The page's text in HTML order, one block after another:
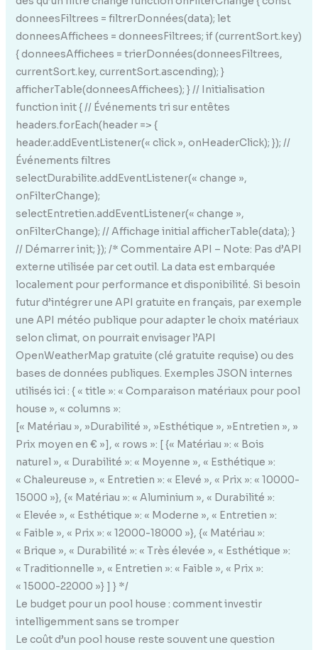
donneesFiltrees = filtrerDonnées(data); let
donneesAffichees = donneesFiltrees; if (currentSort.key)
{ donneesAffichees = trierDonnées(donneesFiltrees,
currentSort.key, currentSort.ascending); }
afficherTable(donneesAffichees); } // Initialisation
function init { // Événements tri sur entêtes
headers.forEach(header => {
header.addEventListener(« click », onHeaderClick); }); //
Événements filtres
selectDurabilite.addEventListener(« change »,
onFilterChange);
selectEntretien.addEventListener(« change »,
onFilterChange); // Affichage initial afficherTable(data); }
// Démarrer init; }); /* Commentaire API – Note: Pas d’API
externe utilisée par cet outil. La data est embarquée
localement pour performance et disponibilité. Si besoin
futur d’intégrer une API gratuite en français, par exemple
une API météo publique pour adapter le choix matériaux
selon climat, on pourrait envisager l’API
OpenWeatherMap gratuite (clé gratuite requise) ou des
bases de données publiques. Exemples JSON internes
utilisés ici : { « title »: « Comparaison matériaux pour pool
house », « columns »:
[« Matériau », »Durabilité », »Esthétique », »Entretien », »
Prix moyen en € »], « rows »: [ {« Matériau »: « Bois
naturel », « Durabilité »: « Moyenne », « Esthétique »:
« Chaleureuse », « Entretien »: « Elevé », « Prix »: « 10000-
15000 »}, {« Matériau »: « Aluminium », « Durabilité »:
« Elevée », « Esthétique »: « Moderne », « Entretien »:
« Faible », « Prix »: « 12000-18000 »}, {« Matériau »:
« Brique », « Durabilité »: « Très élevée », « Esthétique »:
« Traditionnelle », « Entretien »: « Faible », « Prix »:
« 15000-22000 »} ] } */
Le budget pour un pool house : comment investir
intelligemment sans se tromper
Le coût d’un pool house reste souvent une question